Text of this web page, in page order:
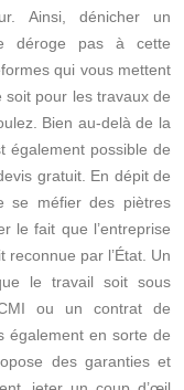
Ainsi, dénicher un
déroge pas à cette
qui vous mettent
pour les travaux de
Bien au-delà de la
également possible de
gratuit. En dépit de
se méfier des piètres
le fait que l’entreprise
par l’État. Un
le travail soit sous
ou un contrat de
également en sorte de
des garanties et